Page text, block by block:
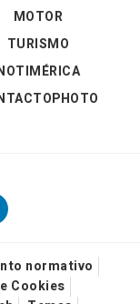
MOTOR
TURISMO
normativo
Cookies